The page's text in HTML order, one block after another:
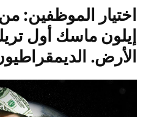
اختيار الموظفين:
إيلون ماسك أول
الأرض.